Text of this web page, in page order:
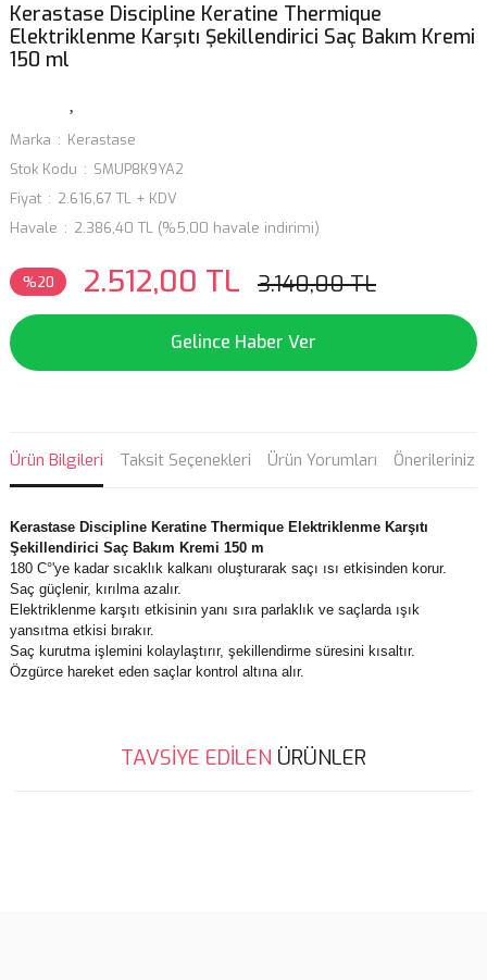
Kerastase Discipline Keratine Thermique
Elektriklenme Karşıtı Şekillendirici Saç Bakım Kremi
150 ml
Marka
Kerastase
Stok Kodu
SMUP8K9YA2
Fiyat
2.616,67 TL + KDV
Havale
2.386,40 TL (%5,00 havale indirimi)
%20 2.512,00 TL 3.140,00 TL
Gelince Haber Ver
Ürün Bilgileri Taksit Seçenekleri Ürün Yorumları Önerileriniz
Kerastase Discipline Keratine Thermique Elektriklenme Karşıtı
Şekillendirici Saç Bakım Kremi 150 m
180 C°'ye kadar sıcaklık kalkanı oluşturarak saçı ısı etkisinden korur.
Saç güçlenir, kırılma azalır.
Elektriklenme karşıtı etkisinin yanı sıra parlaklık ve saçlarda ışık
yansıtma etkisi bırakır.
Saç kurutma işlemini kolaylaştırır, şekillendirme süresini kısaltır.
Özgürce hareket eden saçlar kontrol altına alır.
Bu ürünün fiyat bilgisi, resim, ürün açıklamalarında ve diğer
konularda yetersiz gördüğünüz noktaları öneri formunu kullanarak
TAVSİYE EDİLEN ÜRÜNLER